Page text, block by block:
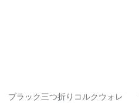
ブラック三つ折りコルクウォレ